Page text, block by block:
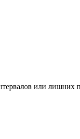
или лишних